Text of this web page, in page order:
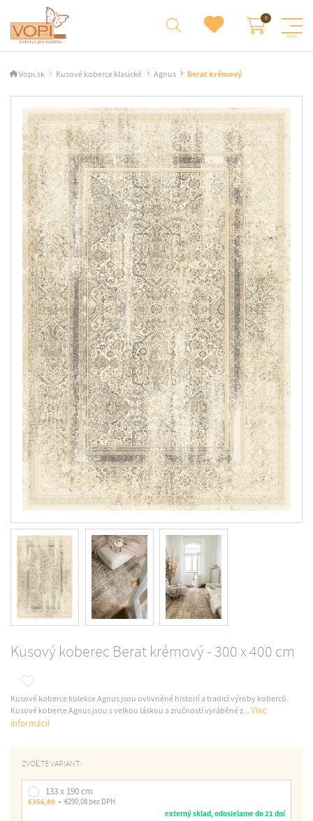
Vopi.sk Kusové koberce klasické Agnus Berat krémový
Kusový koberec Berat krémový - 300 x 400 cm
Kusové koberce kolekce Agnus jsou ovlivněné historií a tradicí výroby koberců.
Kusové koberce Agnus jsou s velkou láskou a zručností vyráběné z...Viac
informácií
ZVOĽTE VARIANT:
133 x 190 cm
€356,80
€290,08 bez DPH
externý sklad, odosielame do 21 dní